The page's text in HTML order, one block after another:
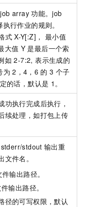
job array 功能。job
行作业的规则。
式 X-Y[:Z]， 最小值
大值 Y 是最后一个索
如 2-7:2, 表示生成的
为 2，4，6 的 3 个子
的话，默认是 1。
功执行完成后执行，
续处理，如打包上传
stderr/stdout 输出重
文件名。
输出路径。
输出路径。
径的可写权限，默认